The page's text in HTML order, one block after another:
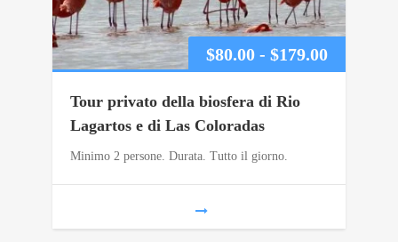
$80.00 - $179.00Fascia
a
Tour privato della biosfera di Rio
Lagartos e di Las Coloradas
Minimo 2 persone. Durata. Tutto il giorno.